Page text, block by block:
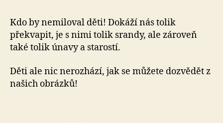
Kdo by nemiloval děti! Dokáží nás tolik
překvapit, je s nimi tolik srandy, ale zároveň
také tolik únavy a starostí.
Děti ale nic nerozhází, jak se můžete dozvědět z
našich obrázků!